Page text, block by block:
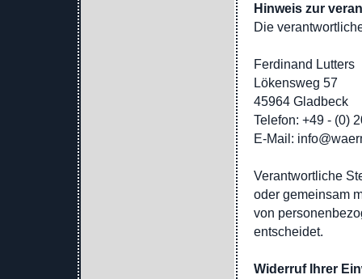
Hinweis zur
Die
Ferdinand Lutters
Lökensweg 57
45964 Gladbeck
Telefon: +49 - (0)
E-Mail:
Verantwortliche
oder gemeinsam
von
entscheidet.
Widerruf Ihrer